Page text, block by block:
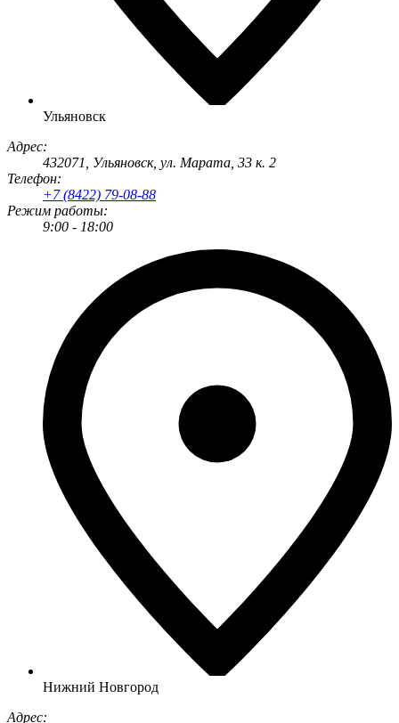
Ульяновск
Адрес:
432071
Ульяновск, ул. Марата, 33 к. 2
Телефон:
+7 (8422) 79-08-88
Режим работы:
9:00 - 18:00
Нижний Новгород
Адрес: